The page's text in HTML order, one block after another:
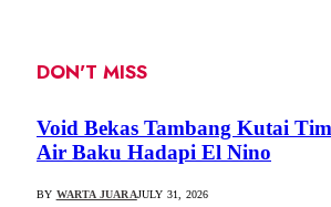
DON'T MISS
Void Bekas Tambang Kutai
Air Baku Hadapi El Nino
BY WARTA JUARAJULY 31, 2026